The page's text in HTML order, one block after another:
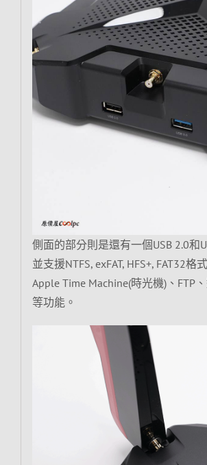
側面的部分則是還有一個USB 2.0和
並支援NTFS, exFAT, HFS+, FAT32格
Apple Time Machine(時光機)、FTP
等功能。